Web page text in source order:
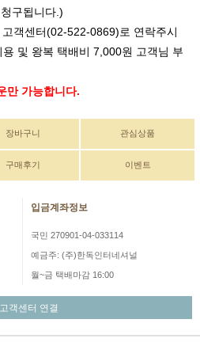
구됩니다.)
객센터(02-522-0869)로 연락주시
및 왕복 택배비 7,000원 고객님 부
만 가능합니다.
장바구니 관심상품
구매후기 이벤트
입금계좌정보
국민 270901-04-033114
예금주: (주)한독인터네셔널
월~금 택배마감 16:00
고객센터 연결